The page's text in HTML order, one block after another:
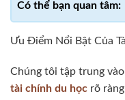
Ưu Điểm Nổi Bật Của
Chúng tôi tập trung
tài chính du học rõ